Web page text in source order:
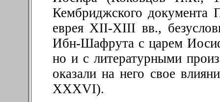
Кембриджского документа
еврея XII-XIII вв.,
Ибн-Шафрута с царем
но и с литературными
оказали на него свое
XXXVI).